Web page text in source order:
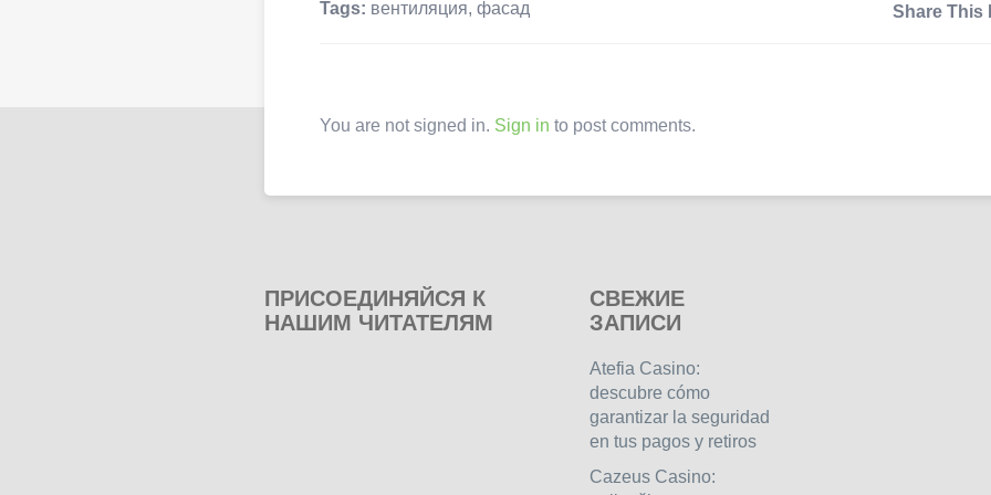
Tags: вентиляция, фасад Share This
You are not signed in. Sign in to post comments.
ПРИСОЕДИНЯЙСЯ К
НАШИМ ЧИТАТЕЛЯМ
СВЕЖИЕ
ЗАПИСИ
Atefia Casino:
descubre cómo
garantizar la seguridad
en tus pagos y retiros
Cazeus Casino: